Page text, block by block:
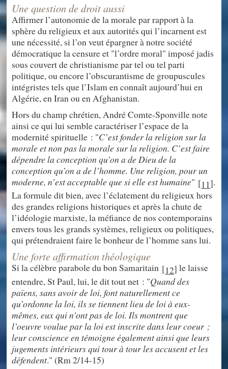
Une question de droit aussi
Affirmer l’autonomie de la morale par rapport à la
sphère du religieux et aux autorités qui l’incarnent est
une nécessité, si l’on veut épargner à notre société
démocratique la censure et "l’ordre moral" imposé jadis
sous couvert de christianisme par tel ou tel parti
politique, ou encore l’obscurantisme de groupuscules
intégristes tels que l’Islam en connaît aujourd’hui en
Algérie, en Iran ou en Afghanistan.
Hors du champ chrétien, André Comte-Sponville note
ainsi ce qui lui semble caractériser l’espace de la
modernité spirituelle : "C’est fonder la religion sur la
morale et non pas la morale sur la religion. C’est faire
dépendre la conception qu’on a de Dieu de la
conception qu’on a de l’homme. Une religion, pour un
moderne, n’est acceptable que si elle est humaine" [11].
La formule dit bien, avec l’éclatement du religieux hors
des grandes religions historiques et après la chute de
l’idéologie marxiste, la méfiance de nos contemporains
envers tous les grands systèmes, religieux ou politiques,
qui prétendraient faire le bonheur de l’homme sans lui.
Une forte affirmation théologique
Si la célèbre parabole du bon Samaritain [12] le laisse
entendre, St Paul, lui, le dit tout net : "Quand des
païens, sans avoir de loi, font naturellement ce
qu’ordonne la loi, ils se tiennent lieu de loi à eux-
mêmes, eux qui n’ont pas de loi. Ils montrent que
l’oeuvre voulue par la loi est inscrite dans leur coeur ;
leur conscience en témoigne également ainsi que leurs
jugements intérieurs qui tour à tour les accusent et les
défendent." (Rm 2/14-15)